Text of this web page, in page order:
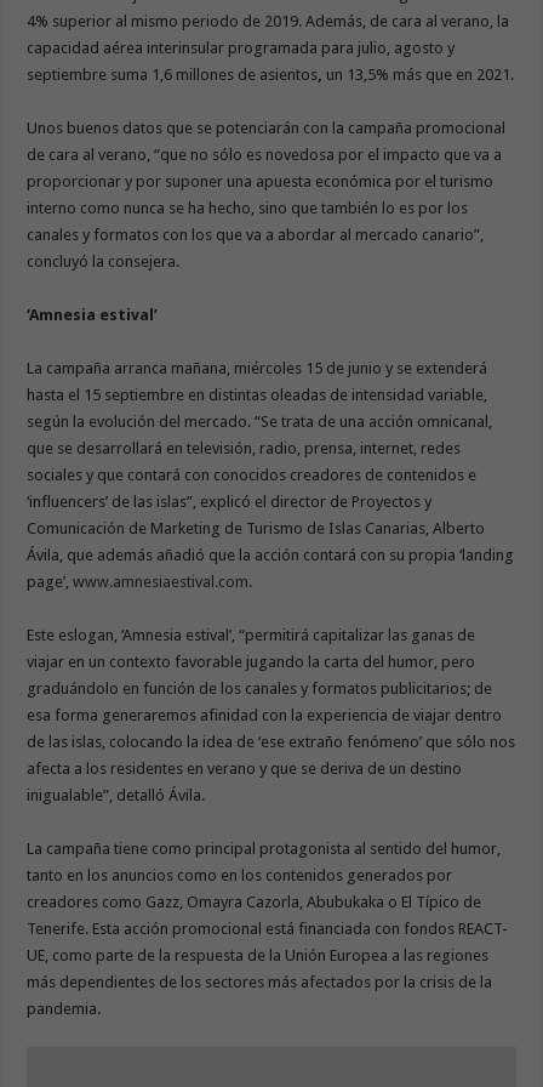
4% superior al mismo periodo de 2019. Además, de cara al verano, la
capacidad aérea interinsular programada para julio, agosto y
septiembre suma 1,6 millones de asientos un 13,5% más que en 2021.
Unos buenos datos que se potenciarán con la campaña promocional
de cara al verano, “que no sólo es novedosa por el impacto que va a
proporcionar y por suponer una apuesta económica por el turismo
interno como nunca se ha hecho, sino que también lo es por los
canales y formatos con los que va a abordar al mercado canario”,
concluyó la consejera.
‘Amnesia estival’
La campaña arranca mañana, miércoles 15 de junio y se extenderá
hasta el 15 septiembre en distintas oleadas de intensidad variable,
según la evolución del mercado. “Se trata de una acción omnicanal,
que se desarrollará en televisión, radio, prensa, internet, redes
sociales y que contará con conocidos creadores de contenidos e
‘influencers’ de las islas”, explicó el director de Proyectos y
Comunicación de Marketing de Turismo de Islas Canarias, Alberto
Ávila, que además añadió que la acción contará con su propia ‘landing
page’,www.amnesiaestival.com.
Este eslogan, ‘Amnesia estival’, “permitirá capitalizar las ganas de
viajar en un contexto favorable jugando la carta del humor, pero
graduándolo en función de los canales y formatos publicitarios; de
esa forma generaremos afinidad con la experiencia de viajar dentro
de las islas, colocando la idea de ‘ese extraño fenómeno’ que sólo nos
afecta a los residentes en verano y que se deriva de un destino
inigualable”, detalló Ávila.
La campaña tiene como principal protagonista al sentido del humor,
tanto en los anuncios como en los contenidos generados por
creadores como Gazz, Omayra Cazorla, Abubukaka o El Típico de
Tenerife. Esta acción promocional está financiada con fondos REACT-
UE, como parte de la respuesta de la Unión Europea a las regiones
más dependientes de los sectores más afectados por la crisis de la
pandemia.